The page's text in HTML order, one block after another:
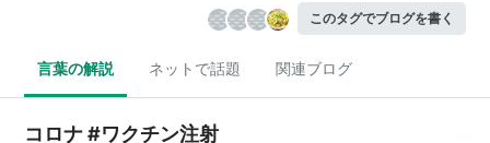
このタグでブログを書く
言葉の解説 ネットで話題 関連ブログ
コロナ #ワクチン注射